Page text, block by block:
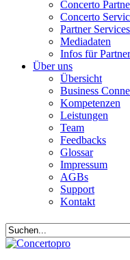
Concerto
Concerto
Partner Services
Mediadaten
Infos für Partner
Über uns
Übersicht
Business
Kompetenzen
Leistungen
Team
Feedbacks
Glossar
Impressum
AGBs
Support
Kontakt